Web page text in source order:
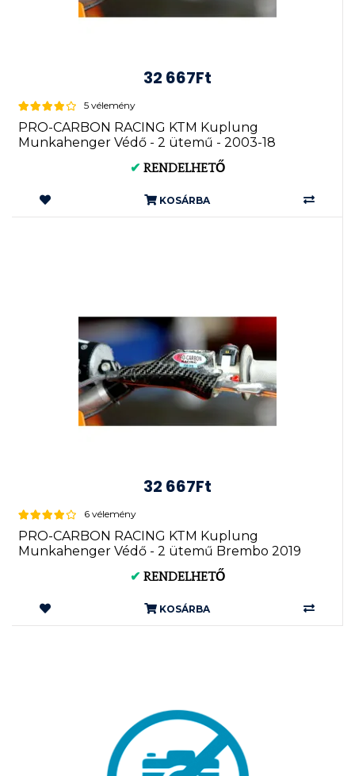
32 667Ft
5 vélemény
PRO-CARBON RACING KTM Kuplung
Munkahenger Védő - 2 ütemű - 2003-18
✔ RENDELHETŐ
KOSÁRBA
32 667Ft
6 vélemény
PRO-CARBON RACING KTM Kuplung
Munkahenger Védő - 2 ütemű Brembo 2019
✔ RENDELHETŐ
KOSÁRBA